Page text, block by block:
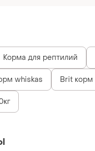
Корма для рептилий
whiskas Brit корм